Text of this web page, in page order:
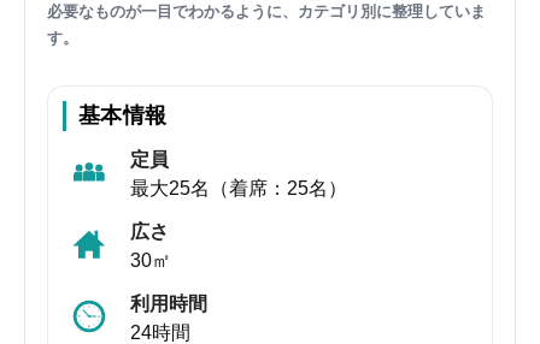
必要なものが一目でわかるように、カテゴリ別に整理していま
す。
基本情報
定員
最大25名（着席：25名）
広さ
30㎡
利用時間
24時間